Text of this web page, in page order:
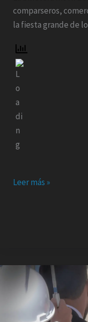
comparseros,
la fiesta grande de
el
Carnaval
Leer más »
Milagro
Navidad